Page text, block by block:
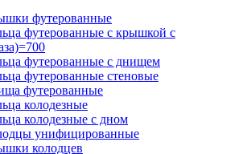
футерованные
футерованные с крышкой с
футерованные с днищем
футерованные стеновые
футерованные
колодезные
колодезные с дном
унифицированные
колодцев